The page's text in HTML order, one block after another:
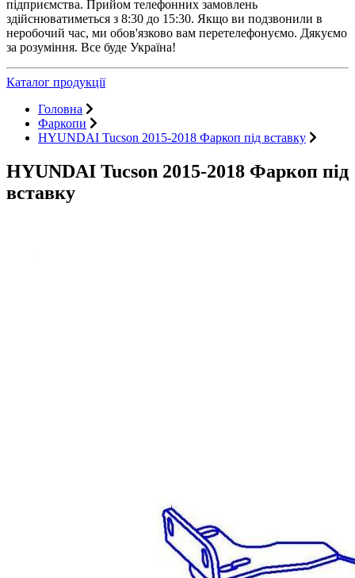
підприємства. Прийом телефонних замовлень
здійснюватиметься з 8:30 до 15:30. Якщо ви подзвонили в
неробочий час, ми обов'язково вам перетелефонуємо. Дякуємо
за розуміння. Все буде Україна!
Каталог продукції
Головна
Фаркопи
HYUNDAI Tucson 2015-2018 Фаркоп під вставку
HYUNDAI Tucson 2015-2018 Фаркоп під
вставку